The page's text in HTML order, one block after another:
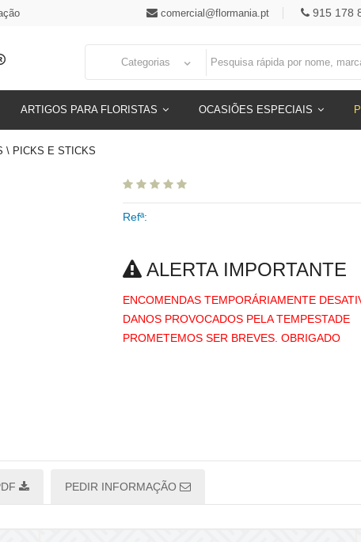
comercial@flormania.pt 915 178
Categorias
ARTIGOS PARA FLORISTAS OCASIÕES ESPECIAIS
\ PICKS E STICKS
Refª:
ALERTA IMPORTANTE
ENCOMENDAS TEMPORÁRIAMENTE
DANOS PROVOCADOS PELA TEMPESTADE
PROMETEMOS SER BREVES. OBRIGADO
PEDIR INFORMAÇÃO